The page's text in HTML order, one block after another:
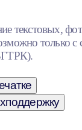
текстовых,
только с